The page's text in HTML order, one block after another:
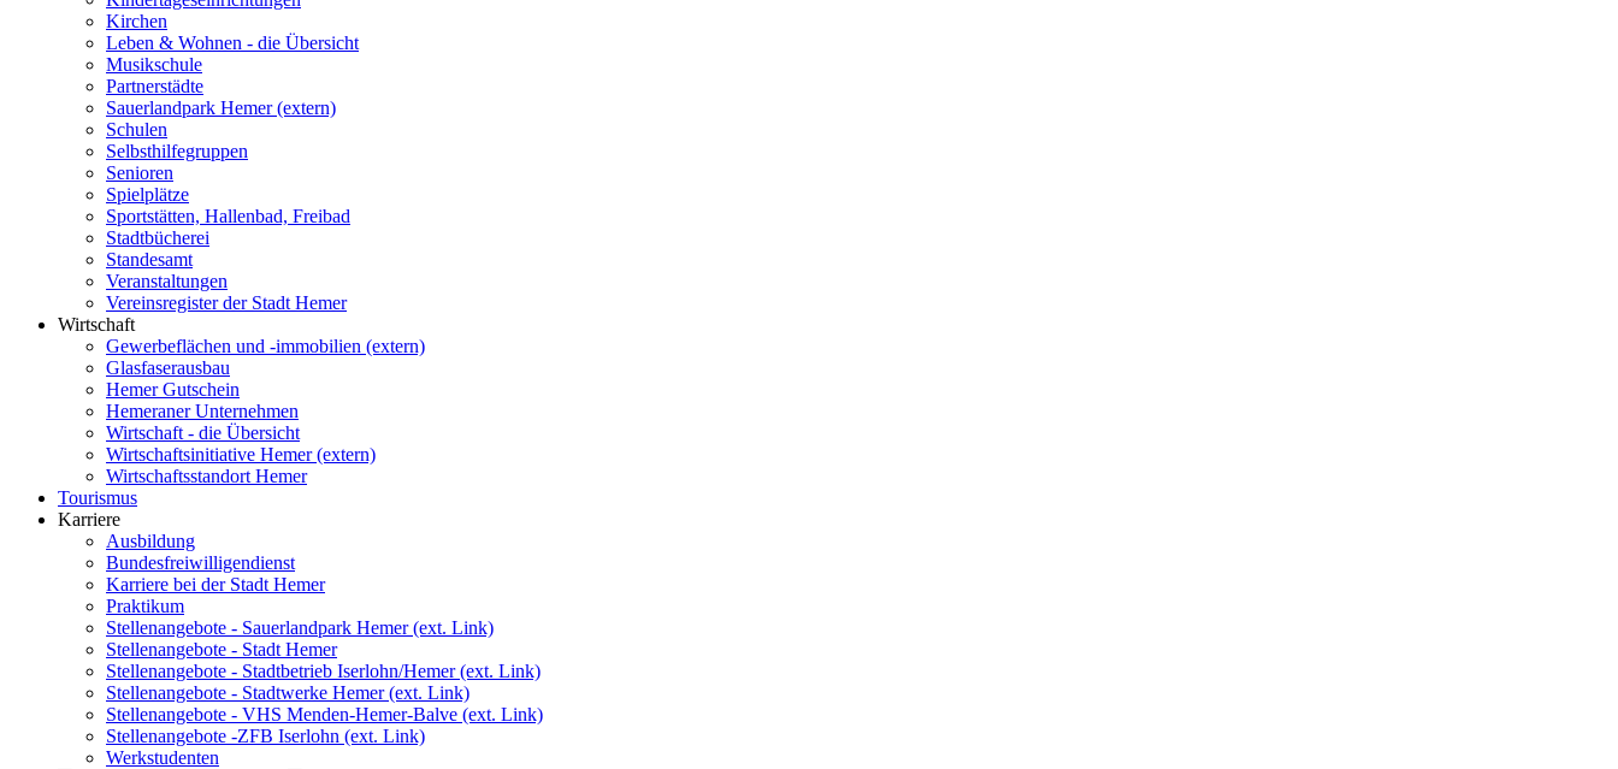
Kirchen
Leben & Wohnen - die Übersicht
Musikschule
Partnerstädte
Sauerlandpark Hemer (extern)
Schulen
Selbsthilfegruppen
Senioren
Spielplätze
Sportstätten, Hallenbad, Freibad
Stadtbücherei
Standesamt
Veranstaltungen
Vereinsregister der Stadt Hemer
Wirtschaft
Gewerbeflächen und -immobilien (extern)
Glasfaserausbau
Hemer Gutschein
Hemeraner Unternehmen
Wirtschaft - die Übersicht
Wirtschaftsinitiative Hemer (extern)
Wirtschaftsstandort Hemer
Tourismus
Karriere
Ausbildung
Bundesfreiwilligendienst
Karriere bei der Stadt Hemer
Praktikum
Stellenangebote - Sauerlandpark Hemer (ext. Link)
Stellenangebote - Stadt Hemer
Stellenangebote - Stadtbetrieb Iserlohn/Hemer (ext. Link)
Stellenangebote - Stadtwerke Hemer (ext. Link)
Stellenangebote - VHS Menden-Hemer-Balve (ext. Link)
Stellenangebote -ZFB Iserlohn (ext. Link)
Werkstudenten